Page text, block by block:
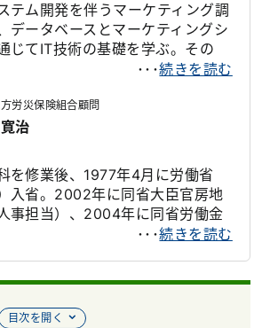
テム開発を伴うマーケティング調
データベースとマーケティングシ
じてIT技術の基礎を学ぶ。その
系のシステムインテグレーション
現場職人との交流から、安価で気
災保険の必要性を感じ、一人親方
ち上げる。現在は一般社団法人一
合代表理事として、労災保険特別
普及に努めている
･･･続きを読む
労災保険組合顧問
治
を修業後、1977年4月に労働省
入省。2002年に同省大臣官房地
事担当）、2004年に同省労働金
し、2007年に同省鹿児島労働局
るよう、これまで培った労災関係
･･･続きを読む
目次を開く